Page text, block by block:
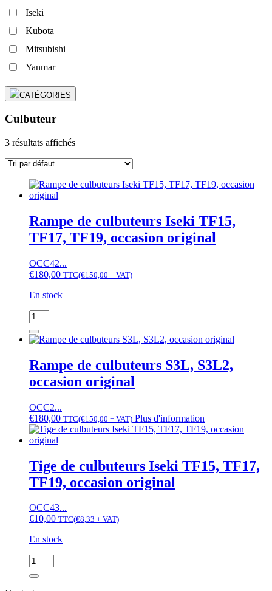
Iseki
Kubota
Mitsubishi
Yanmar
CATÉGORIES
Culbuteur
3 résultats affichés
Rampe de culbuteurs Iseki TF15,
TF17, TF19, occasion original
OCC42...
€180,00 TTC(€150,00 + VAT)
En stock
quantité
de
Rampe
culbuteurs
Iseki
TF15,
TF17,
TF19,
occasion
original
Rampe de culbuteurs S3L, S3L2,
occasion original
OCC2...
€180,00 TTC(€150,00 + VAT) Plus d'information
Tige de culbuteurs Iseki TF15, TF17,
TF19, occasion original
OCC43...
€10,00 TTC(€8,33 + VAT)
En stock
quantité
de
Tige